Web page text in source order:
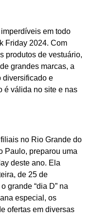
em todo
Friday 2024. Com
produtos de vestuário,
grandes marcas, a
diversificado e
é válida no site e nas
no Rio Grande do
Paulo, preparou uma
deste ano. Ela
de 25 de
grande “dia D” na
especial, os
ofertas em diversas